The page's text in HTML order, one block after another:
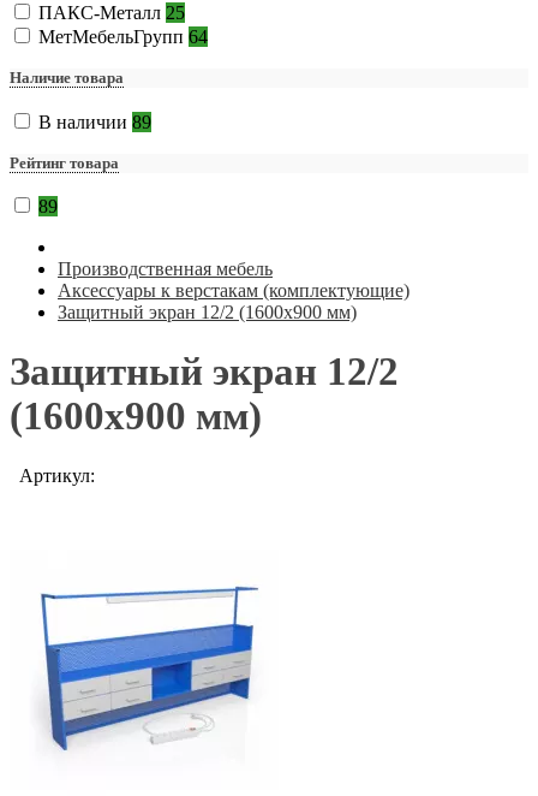
ПАКС-Металл 25
МетМебельГрупп 64
Наличие товара
В наличии 89
Рейтинг товара
89
Производственная мебель
Аксессуары к верстакам (комплектующие)
Защитный экран 12/2 (1600х900 мм)
Защитный экран 12/2
(1600х900 мм)
Артикул: